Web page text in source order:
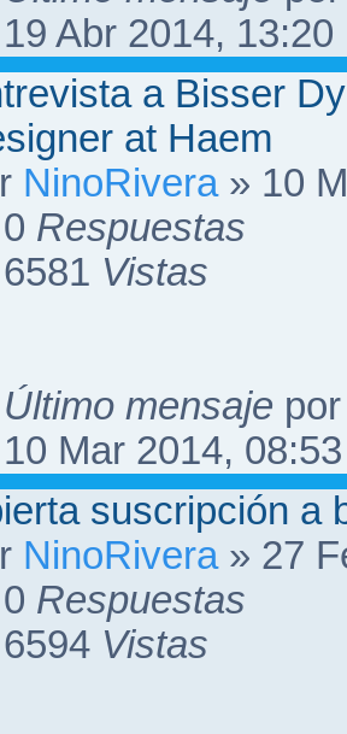
19 Abr 2014, 13:20
a Bisser
at Haem
NinoRivera» 10
0 Respuestas
6581 Vistas
Último mensaje
10 Mar 2014, 08:53
suscripción a
NinoRivera» 27
0 Respuestas
6594 Vistas